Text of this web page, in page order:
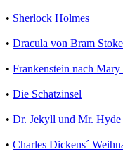
• Sherlock Holmes
• Dracula von Bram
• Frankenstein nach Mary
• Die Schatzinsel
• Dr. Jekyll und Mr. Hyde
• Charles Dickens´